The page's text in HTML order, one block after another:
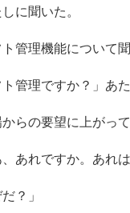
に聞いた。
管理機能について聞
管理ですか？」あ
らの要望に上がっ
あれですか。あれ
？」